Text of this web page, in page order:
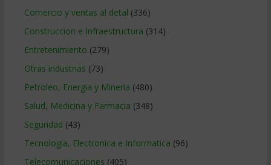
Comercio y ventas al detal (336)
Construccion e Infraestructura (314)
Entretenimiento (279)
Otras industrias (73)
Petroleo, Energia y Mineria (480)
Salud, Medicina y Farmacia (348)
Seguridad (43)
Tecnologia, Electronica e Informatica (96)
Telecomunicaciones (405)